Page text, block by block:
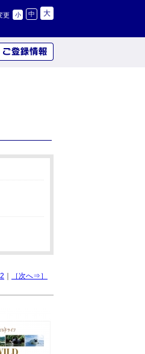
更 小 中 大
2 ［次へ⇒］